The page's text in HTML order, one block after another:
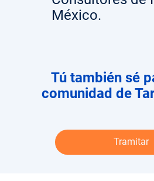
México.
Tú también sé
comunidad de
Tramitar